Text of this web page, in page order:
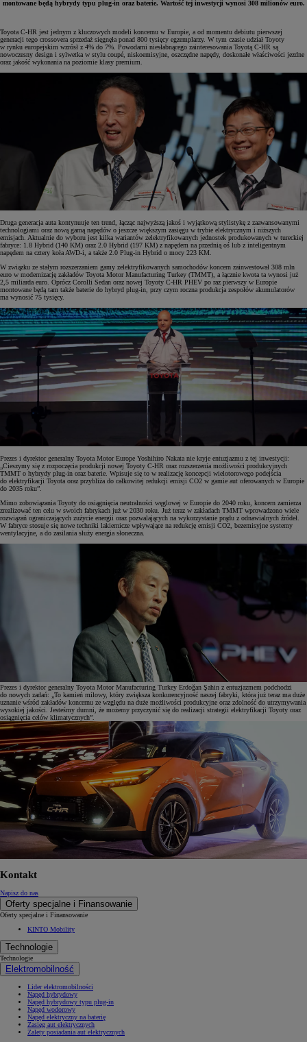
montowane będą hybrydy typu plug-in oraz baterie. Wartość tej inwestycji wynosi 308 milionów euro.
Toyota C-HR jest jednym z kluczowych modeli koncernu w Europie, a od momentu debiutu pierwszej
generacji tego crossovera sprzedaż sięgnęła ponad 800 tysięcy egzemplarzy. W tym czasie udział Toyoty
w rynku europejskim wzrósł z 4% do 7%. Powodami niesłabnącego zainteresowania Toyotą C-HR są
nowoczesny design i sylwetka w stylu coupé, niskoemisyjne, oszczędne napędy, doskonałe właściwości jezdne
oraz jakość wykonania na poziomie klasy premium.
Druga generacja auta kontynuuje ten trend, łącząc najwyższą jakoś i wyjątkową stylistykę z zaawansowanymi
technologiami oraz nową gamą napędów o jeszcze większym zasięgu w trybie elektrycznym i niższych
emisjach. Aktualnie do wyboru jest kilka wariantów zelektryfikowanych jednostek produkowanych w tureckiej
fabryce: 1.8 Hybrid (140 KM) oraz 2.0 Hybrid (197 KM) z napędem na przednią oś lub z inteligentnym
napędem na cztery koła AWD-i, a także 2.0 Plug-in Hybrid o mocy 223 KM.
W związku ze stałym rozszerzaniem gamy zelektryfikowanych samochodów koncern zainwestował 308 mln
euro w modernizację zakładów Toyota Motor Manufacturing Turkey (TMMT), a łącznie kwota ta wynosi już
2,5 miliarda euro. Oprócz Corolli Sedan oraz nowej Toyoty C-HR PHEV po raz pierwszy w Europie
montowane będą tam także baterie do hybryd plug-in, przy czym roczna produkcja zespołów akumulatorów
ma wynosić 75 tysięcy.
Prezes i dyrektor generalny Toyota Motor Europe Yoshihiro Nakata nie kryje entuzjazmu z tej inwestycji:
„Cieszymy się z rozpoczęcia produkcji nowej Toyoty C-HR oraz rozszerzenia możliwości produkcyjnych
TMMT o hybrydy plug-in oraz baterie. Wpisuje się to w realizację koncepcji wielotorowego podejścia
do elektryfikacji Toyota oraz przybliża do całkowitej redukcji emisji CO2 w gamie aut oferowanych w Europie
do 2035 roku”.
Mimo zobowiązania Toyoty do osiągnięcia neutralności węglowej w Europie do 2040 roku, koncern zamierza
zrealizować ten celu w swoich fabrykach już w 2030 roku. Już teraz w zakładach TMMT wprowadzono wiele
rozwiązań ograniczających zużycie energii oraz pozwalających na wykorzystanie prądu z odnawialnych źródeł.
W fabryce stosuje się nowe techniki lakiernicze wpływające na redukcję emisji CO2, bezemisyjne systemy
wentylacyjne, a do zasilania służy energia słoneczna.
Prezes i dyrektor generalny Toyota Motor Manufacturing Turkey Erdoğan Şahin z entuzjazmem podchodzi
do nowych zadań: „To kamień milowy, który zwiększa konkurencyjność naszej fabryki, która już teraz ma duże
uznanie wśród zakładów koncernu ze względu na duże możliwości produkcyjne oraz zdolność do utrzymywania
wysokiej jakości. Jesteśmy dumni, że możemy przyczynić się do realizacji strategii elektryfikacji Toyoty oraz
osiągnięcia celów klimatycznych”.
Kontakt
Napisz do nas
Oferty specjalne i Finansowanie
Oferty specjalne i Finansowanie
KINTO Mobility
Technologie
Technologie
Elektromobilność
Lider elektromobilności
Napęd hybrydowy
Napęd hybrydowy typu plug-in
Napęd wodorowy
Napęd elektryczny na baterię
Zasięg aut elektrycznych
Zalety posiadania aut elektrycznych